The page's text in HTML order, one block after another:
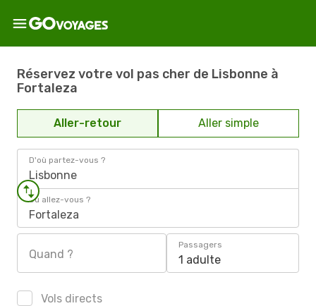
Réservez votre vol pas cher de Lisbonne à
Fortaleza
Aller-retour Aller simple
D'où partez-vous ?
Lisbonne
Où allez-vous ?
Fortaleza
Quand ?
Passagers
1 adulte
Vols directs